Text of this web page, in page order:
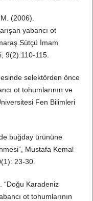
(2006).
yabancı ot
Sütçü İmam
9(2):110-115.
selektörden önce
ot tohumlarının ve
Fen Bilimleri
buğday ürününe
Mustafa Kemal
23-30.
“Doğu Karadeniz
ot tohumlarının